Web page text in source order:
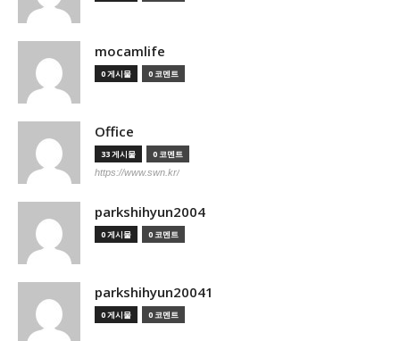
mocamlife
0 게시물 0 코멘트
Office
33 게시물 0 코멘트
https://www.swn.kr/
parkshihyun2004
0 게시물 0 코멘트
parkshihyun20041
0 게시물 0 코멘트